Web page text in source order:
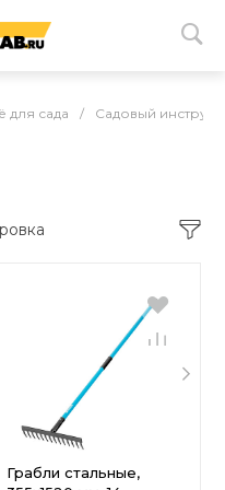
для сада / Садовый
Грабли стальные,